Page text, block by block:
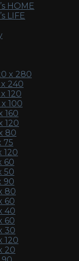
HOME
LIFE
x 280
240
120
100
160
120
80
75
120
60
50
90
80
60
40
60
30
120
20